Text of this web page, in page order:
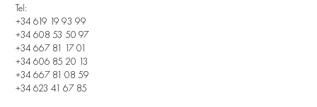
Tel:
+34 619 19 93 99
+34 608 53 50 97
+34 667 81 17 01
+34 606 85 20 13
+34 667 81 08 59
+34 623 41 67 85